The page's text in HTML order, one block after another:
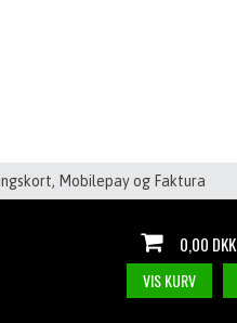
Mobilepay og Faktura
0,00 DKK
VIS KURV